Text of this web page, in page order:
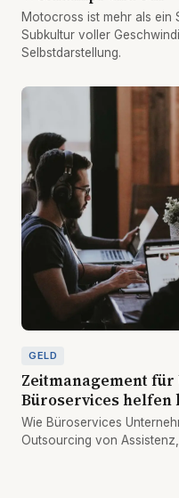
Motocross ist mehr als ein
Subkultur voller
Selbstdarstellung.
GELD
Zeitmanagement
Büroservices helfen
Wie Büroservices
Outsourcing von